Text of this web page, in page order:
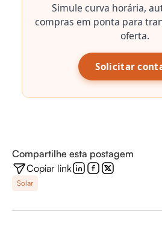
Simule curva horária,
compras em ponta para
oferta.
Solicitar
Compartilhe esta postagem
Copiar link
Solar